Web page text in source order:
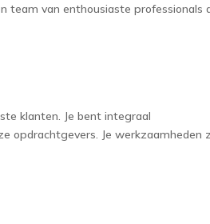
team van enthousiaste professionals
klanten. Je bent integraal
opdrachtgevers. Je werkzaamheden